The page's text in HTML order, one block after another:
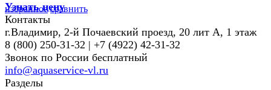
избранное сравнить
Узнать цену
Контакты
г.Владимир, 2-й Почаевский проезд, 20 лит А, 1 этаж
8 (800) 250-31-32 | +7 (4922) 42-31-32
Звонок по России бесплатный
info@aquaservice-vl.ru
Разделы